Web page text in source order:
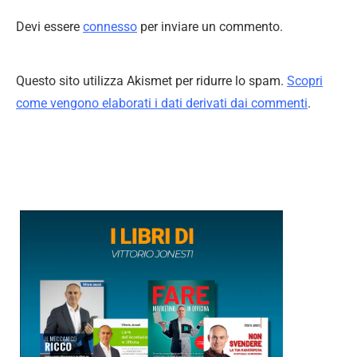
Devi essere connesso per inviare un commento.
Questo sito utilizza Akismet per ridurre lo spam. Scopri
come vengono elaborati i dati derivati dai commenti.